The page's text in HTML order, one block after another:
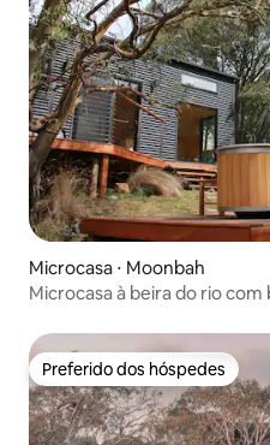
Microcasa ⋅ Moonbah
Microcasa à beira do rio
Preferido dos hóspedes
Preferido dos hóspedes